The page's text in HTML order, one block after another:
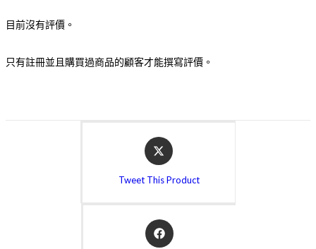
目前沒有評價。
只有註冊並且購買過商品的顧客才能撰寫評價。
Tweet This Product